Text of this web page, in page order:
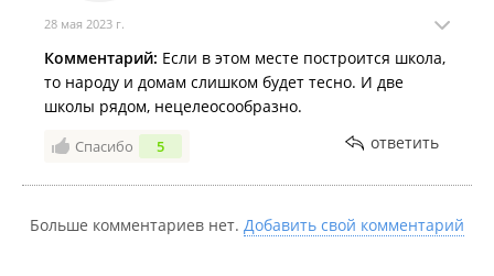
В Снеговой Пади начинают строительство школы на 1100
мест – её должны сдать к 2025 году.
28 мая 2023 г.
Комментарий: Если в этом месте построится школа,
то народу и домам слишком будет тесно. И две
школы рядом, нецелеосообразно.
Спасибо 5 ответить
Больше комментариев нет. Добавить свой комментарий